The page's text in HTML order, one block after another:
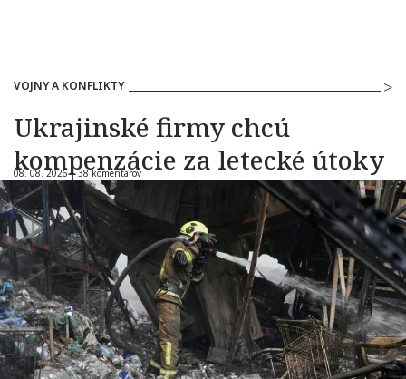
VOJNY A KONFLIKTY
Ukrajinské firmy chcú
kompenzácie za letecké útoky
08. 08. 2026 |38 komentárov